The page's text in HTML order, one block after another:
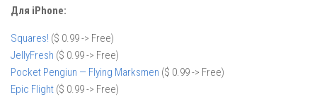
Для iPhone:
Squares! ($ 0.99 -> Free)
JellyFresh ($ 0.99 -> Free)
Pocket Pengiun — Flying Marksmen ($ 0.99 -> Free)
Epic Flight ($ 0.99 -> Free)